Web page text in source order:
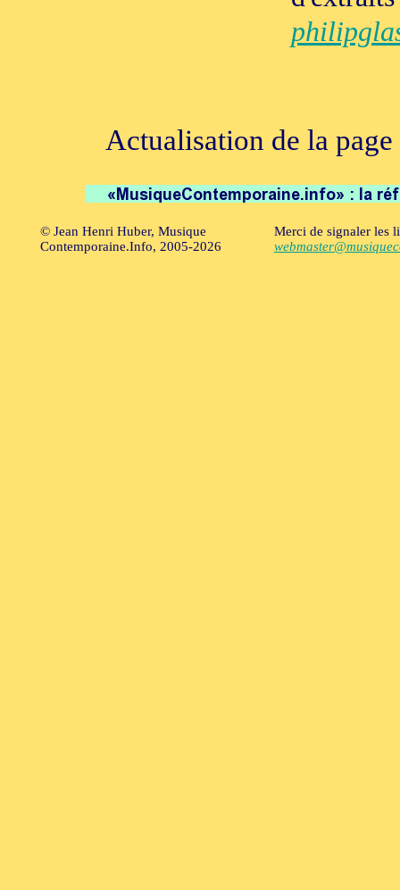
Actualisation de la
© Jean Henri Huber, Musique
Contemporaine.Info, 2005-2026
Merci de signaler les